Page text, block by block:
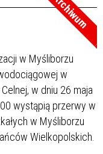
Archiwum
w Myśliborzu
w
w dniu 26 maja
wystąpią przerwy w
w Myśliborzu
Wielkopolskich.